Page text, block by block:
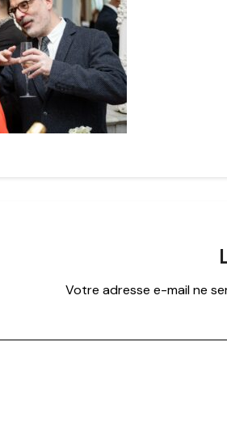
Votre adresse e-mail ne